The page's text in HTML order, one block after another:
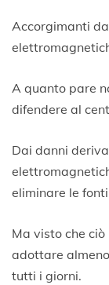
Accorgimanti
A quanto pare
difendere al
Dai danni
eliminare le
Ma visto che
adottare
tutti i giorni.